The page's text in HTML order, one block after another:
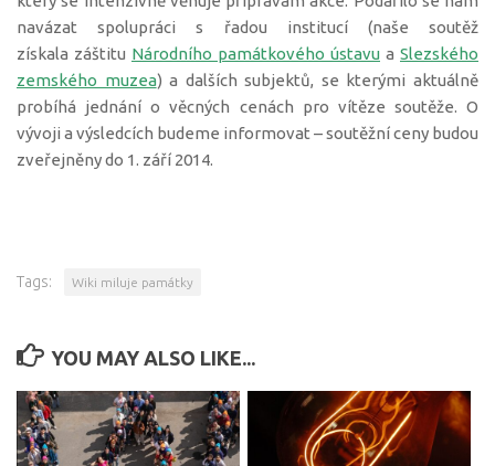
navázat spolupráci s řadou institucí (naše soutěž
získala záštitu Národního památkového ústavu a Slezského
zemského muzea) a dalších subjektů, se kterými aktuálně
probíhá jednání o věcných cenách pro vítěze soutěže. O
vývoji a výsledcích budeme informovat – soutěžní ceny budou
zveřejněny do 1. září 2014.
Tags: Wiki miluje památky
YOU MAY ALSO LIKE...